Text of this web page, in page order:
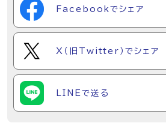
Facebookでシェア
X（旧Twitter）でシェア
LINEで送る